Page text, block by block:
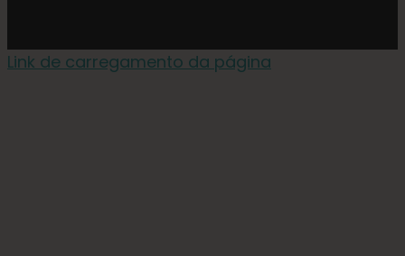
Link de carregamento da página